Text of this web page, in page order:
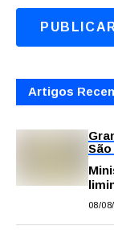
Artigos
08/